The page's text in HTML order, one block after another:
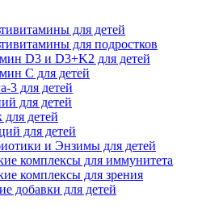
для детей
для подростков
D3 и D3+K2 для детей
С для детей
3 для детей
для детей
детей
для детей
и Энзимы для детей
комплексы для иммунитета
комплексы для зрения
добавки для детей